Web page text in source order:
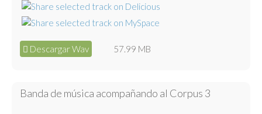
Descargar Wav 57.99 MB
Banda de música acompañando al Corpus 3